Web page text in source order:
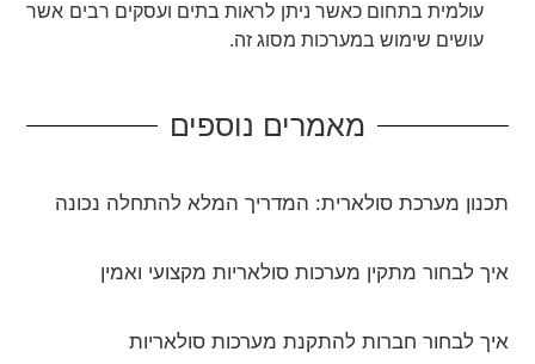
עולמית בתחום כאשר ניתן לראות בתים ועסקים רבים אשר
עושים שימוש במערכות מסוג זה.
מאמרים נוספים
תכנון מערכת סולארית: המדריך המלא להתחלה נכונה
איך לבחור מתקין מערכות סולאריות מקצועי ואמין
איך לבחור חברות להתקנת מערכות סולאריות